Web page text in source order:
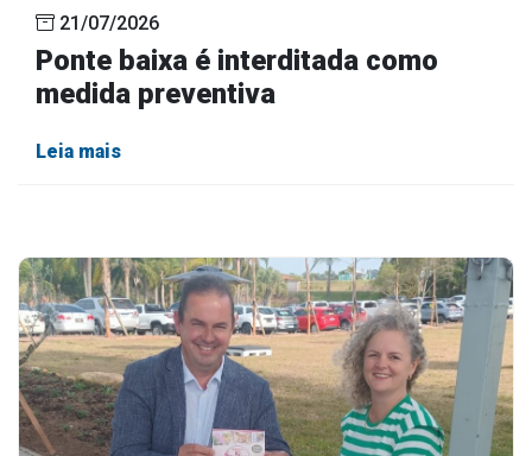
21/07/2026
Ponte baixa é interditada como
medida preventiva
Leia mais